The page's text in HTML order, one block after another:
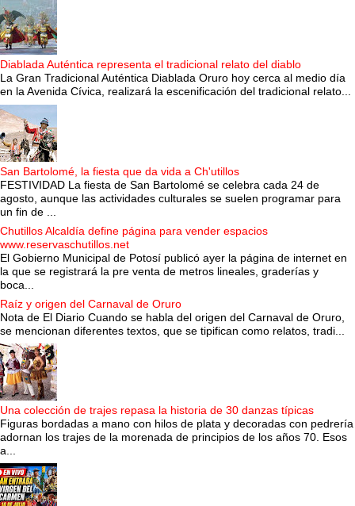
Diablada Auténtica representa el tradicional relato del diablo
La Gran Tradicional Auténtica Diablada Oruro hoy cerca al medio día
en la Avenida Cívica, realizará la escenificación del tradicional relato...
San Bartolomé, la fiesta que da vida a Ch'utillos
FESTIVIDAD La fiesta de San Bartolomé se celebra cada 24 de
agosto, aunque las actividades culturales se suelen programar para
un fin de ...
Chutillos Alcaldía define página para vender espacios
www.reservaschutillos.net
El Gobierno Municipal de Potosí publicó ayer la página de internet en
la que se registrará la pre venta de metros lineales, graderías y
boca...
Raíz y origen del Carnaval de Oruro
Nota de El Diario Cuando se habla del origen del Carnaval de Oruro,
se mencionan diferentes textos, que se tipifican como relatos, tradi...
Una colección de trajes repasa la historia de 30 danzas típicas
Figuras bordadas a mano con hilos de plata y decoradas con pedrería
adornan los trajes de la morenada de principios de los años 70. Esos
a...